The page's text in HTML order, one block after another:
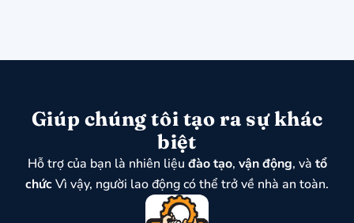
Giúp chúng tôi tạo ra sự khác
biệt
Hỗ trợ của bạn là nhiên liệu đào tạo, vận động, và tổ
chứcVì vậy, người lao động có thể trở về nhà an toàn.